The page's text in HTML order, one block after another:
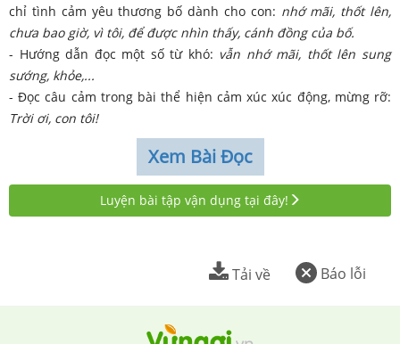
chỉ tình cảm yêu thương bố dành cho con: nhớ mãi, thốt lên,
chưa bao giờ, vì tôi, để được nhìn thấy, cánh đồng của bố.
- Hướng dẫn đọc một số từ khó: vẫn nhớ mãi, thốt lên sung
sướng, khỏe,...
- Đọc câu cảm trong bài thể hiện cảm xúc xúc động, mừng rỡ:
Trời ơi, con tôi!
Xem Bài Đọc
Luyện bài tập vận dụng tại đây!
Báo lỗi
Tải về